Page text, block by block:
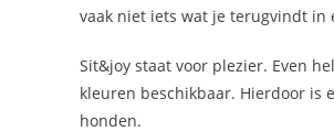
vaak niet iets wat je terugvindt in
Sit&joy staat voor plezier. Even
kleuren beschikbaar. Hierdoor is
honden.